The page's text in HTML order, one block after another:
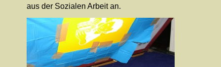
aus der Sozialen Arbeit an.